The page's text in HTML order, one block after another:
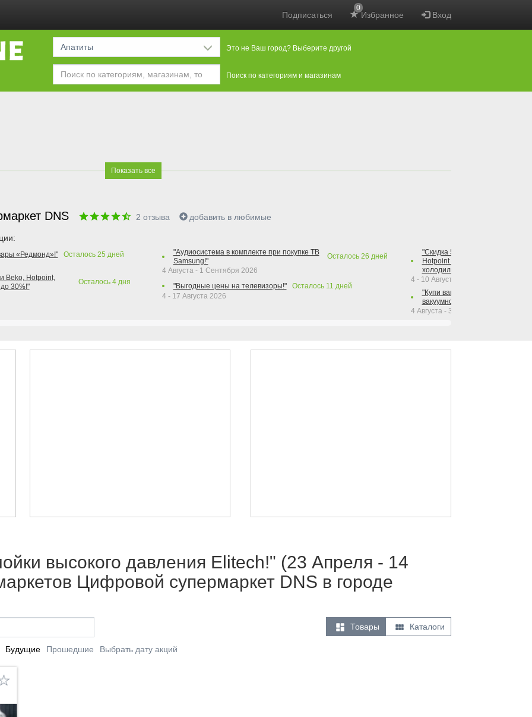
Подписаться Избранное
0
Вход
Апатиты Это не Ваш город? Выберите другой
Поиск по категориям и магазинам
Показать все
DNS 2 отзыва добавить в любимые
«Редмонд»!" Осталось 25 дней
Beko, Hotpoint,
30%!"
Осталось 4дня
"Аудиосистема в комплекте при покупке ТВ
Samsung!"
Осталось 26 дней
4 Августа - 1 Сентября 2026
"Выгодные цены на телевизоры!"
Осталось 11 дней
4 - 17 Августа 2026
"Скидка 50% на варочную
Hotpoint при покупке духового
холодильника Hotpoint!"
4 - 10 Августа 2026
"Купи вакуумный упаковщик +
вакуумного упаковщика =
4 Августа - 30 Сентября 2026
высокого давления Elitech!" (23 Апреля - 14
Цифровой супермаркет DNS в городе
 Товары  Каталоги
Будущие Прошедшие Выбрать дату акций